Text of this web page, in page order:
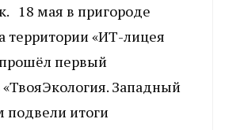
18 мая в пригороде
территории «ИТ-лицея
первый
«ТвояЭкология. Западный
подвели итоги